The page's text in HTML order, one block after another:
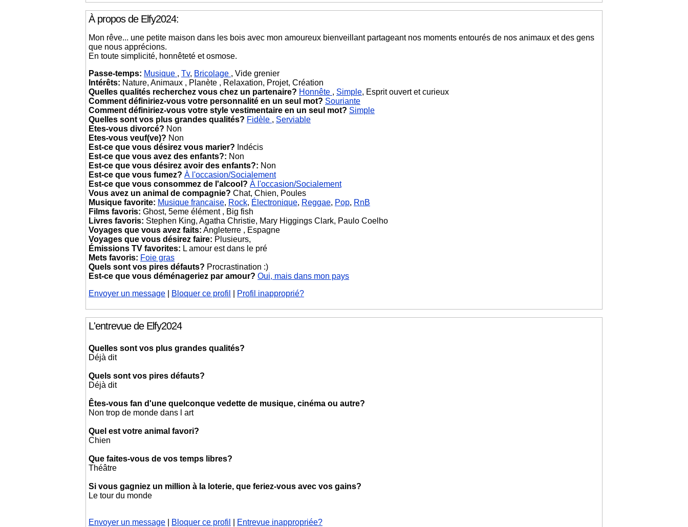
À propos de Elfy2024:
Mon rêve... une petite maison dans les bois avec mon amoureux bienveillant partageant nos moments entourés de nos animaux et des gens
que nous apprécions.
En toute simplicité, honnêteté et osmose.
Passe-temps: Musique , Tv, Bricolage , Vide grenier
Intérêts: Nature, Animaux , Planète , Relaxation, Projet, Création
Quelles qualités recherchez vous chez un partenaire? Honnête , Simple, Esprit ouvert et curieux
Comment définiriez-vous votre personnalité en un seul mot? Souriante
Comment définiriez-vous votre style vestimentaire en un seul mot? Simple
Quelles sont vos plus grandes qualités? Fidèle , Serviable
Etes-vous divorcé? Non
Etes-vous veuf(ve)? Non
Est-ce que vous désirez vous marier? Indécis
Est-ce que vous avez des enfants?: Non
Est-ce que vous désirez avoir des enfants?: Non
Est-ce que vous fumez? À l'occasion/Socialement
Est-ce que vous consommez de l'alcool? À l'occasion/Socialement
Vous avez un animal de compagnie? Chat, Chien, Poules
Musique favorite: Musique francaise, Rock, Électronique, Reggae, Pop, RnB
Films favoris: Ghost, 5eme élément , Big fish
Livres favoris: Stephen King, Agatha Christie, Mary Higgings Clark, Paulo Coelho
Voyages que vous avez faits: Angleterre , Espagne
Voyages que vous désirez faire: Plusieurs,
Émissions TV favorites: L amour est dans le pré
Mets favoris: Foie gras
Quels sont vos pires défauts? Procrastination :)
Est-ce que vous déménageriez par amour? Oui, mais dans mon pays
Envoyer un message
Bloquer ce profil Profil inapproprié?
L'entrevue de Elfy2024
Quelles sont vos plus grandes qualités?
Déjà dit
Quels sont vos pires défauts?
Déjà dit
Êtes-vous fan d'une quelconque vedette de musique, cinéma ou autre?
Non trop de monde dans l art
Quel est votre animal favori?
Chien
Que faites-vous de vos temps libres?
Théâtre
Si vous gagniez un million à la loterie, que feriez-vous avec vos gains?
Le tour du monde
Envoyer un message Bloquer ce profil Entrevue inappropriée?